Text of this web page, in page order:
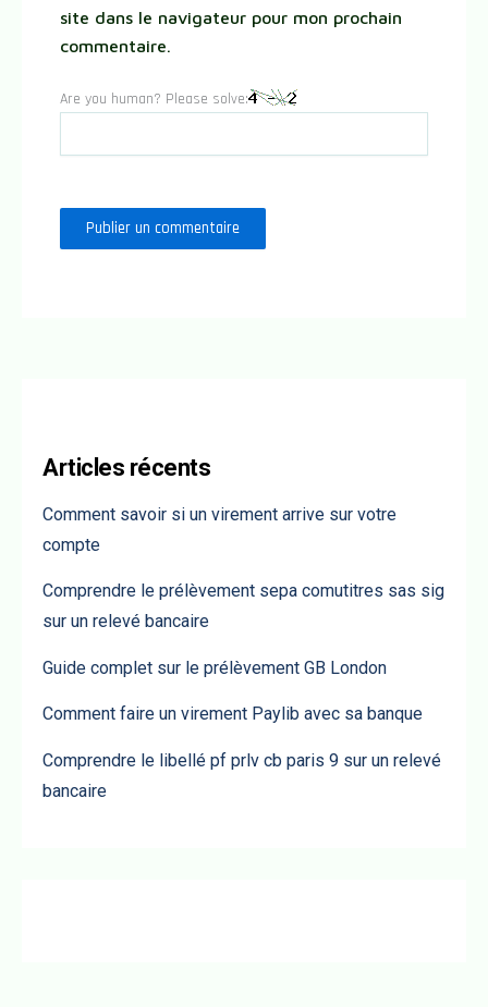
site dans le navigateur pour mon prochain
commentaire.
Are you human? Please solve:
Articles récents
Comment savoir si un virement arrive sur votre
compte
Comprendre le prélèvement sepa comutitres sas sig
sur un relevé bancaire
Guide complet sur le prélèvement GB London
Comment faire un virement Paylib avec sa banque
Comprendre le libellé pf prlv cb paris 9 sur un relevé
bancaire